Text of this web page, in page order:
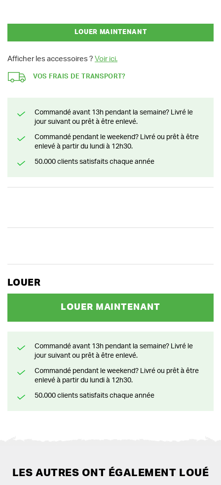
LOUER MAINTENANT
Afficher les accessoires ? Voir ici.
VOS FRAIS DE TRANSPORT?
Commandé avant 13h pendant la semaine? Livré le
jour suivant ou prêt à être enlevé.
Commandé pendant le weekend? Livré ou prêt à être
enlevé à partir du lundi à 12h30.
50.000 clients satisfaits chaque année
LOUER
LOUER MAINTENANT
Commandé avant 13h pendant la semaine? Livré le
jour suivant ou prêt à être enlevé.
Commandé pendant le weekend? Livré ou prêt à être
enlevé à partir du lundi à 12h30.
50.000 clients satisfaits chaque année
LES AUTRES ONT ÉGALEMENT LOUÉ